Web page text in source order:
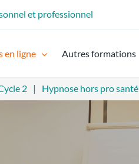
et professionnel
en ligne Autres formations
2 Hypnose hors pro santé